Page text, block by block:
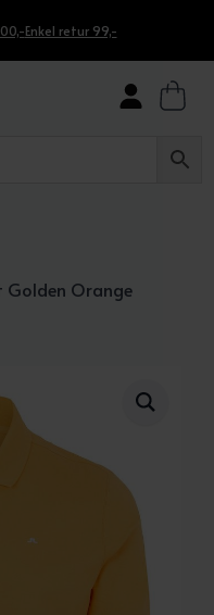
Enkel retur 99,-
Golden Orange